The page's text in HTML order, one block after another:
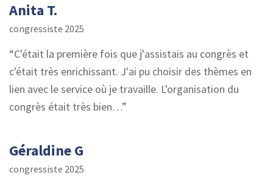
Anita T.
congressiste 2025
C'était la première fois que j'assistais au congrès et
c'était très enrichissant. J'ai pu choisir des thèmes en
lien avec le service où je travaille. L'organisation du
congrès était très bien…
Géraldine G
congressiste 2025